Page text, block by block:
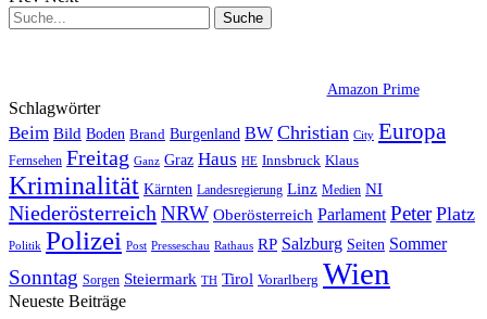
Amazon Prime
Schlagwörter
Beim Bild Boden Brand Burgenland BW Christian City Europa
Fernsehen Freitag Ganz Graz Haus HE Innsbruck Klaus
Kriminalität Kärnten Landesregierung Linz Medien NI
Niederösterreich NRW Oberösterreich Parlament Peter Platz
Politik Polizei Post Presseschau Rathaus RP Salzburg Seiten Sommer
Sonntag Sorgen Steiermark TH Tirol Vorarlberg Wien
Neueste Beiträge